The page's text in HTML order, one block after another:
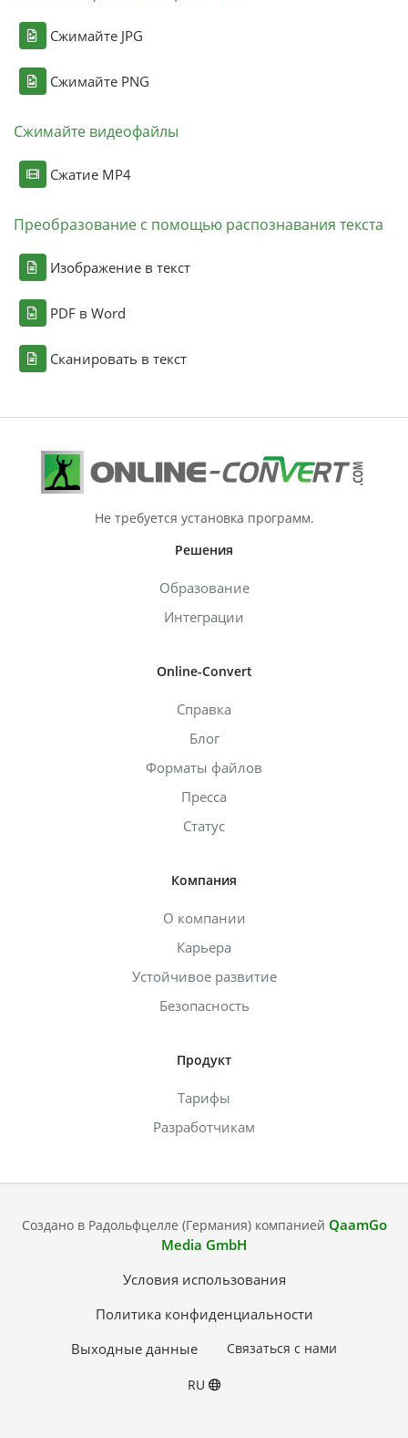
Сжимайте JPG
Сжимайте PNG
Сжимайте видеофайлы
Сжатие MP4
Преобразование с помощью распознавания текста
Изображение в текст
PDF в Word
Сканировать в текст
Не требуется установка программ.
Решения
Образование
Интеграции
Online-Convert
Справка
Блог
Форматы файлов
Пресса
Статус
Компания
О компании
Карьера
Устойчивое развитие
Безопасность
Продукт
Тарифы
Разработчикам
Создано в Радольфцелле (Германия) компанией QaamGo
Media GmbH
Условия использования
Политика конфиденциальности
Выходные данные
Связаться с нами
RU